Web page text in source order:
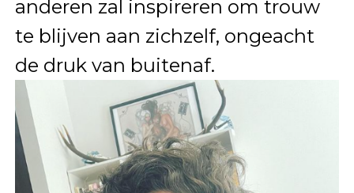
anderen zal inspireren om trouw
te blijven aan zichzelf, ongeacht
de druk van buitenaf.